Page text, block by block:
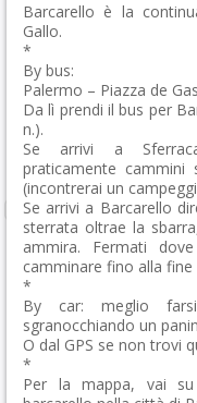
Barcarello è la
Gallo.
*
By bus:
Palermo – Piazza de
Da lì prendi il bus per
n.).
Se arrivi a
praticamente
(incontrerai un
Se arrivi a Barcarello
sterrata oltrae la
ammira. Fermati
camminare fino alla fine
*
By car: meglio
sgranocchiando un
O dal GPS se non trovi
*
Per la mappa, vai su